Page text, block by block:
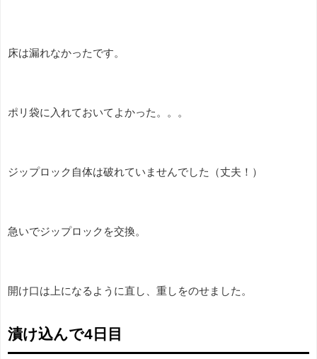
床は漏れなかったです。
ポリ袋に入れておいてよかった。。。
ジップロック自体は破れていませんでした（丈夫！）
急いでジップロックを交換。
開け口は上になるように直し、重しをのせました。
漬け込んで4日目